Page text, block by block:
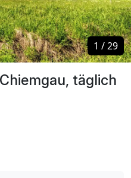
täglich
1 /29
1 /29